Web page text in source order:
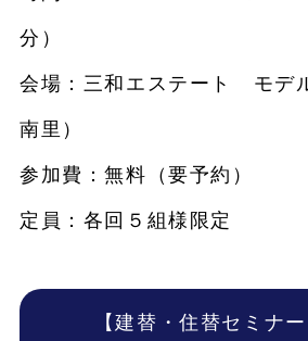
分）
会場：三和エステート モデ
南里）
参加費：無料（要予約）
定員：各回５組様限定
【建替・住替セミナ